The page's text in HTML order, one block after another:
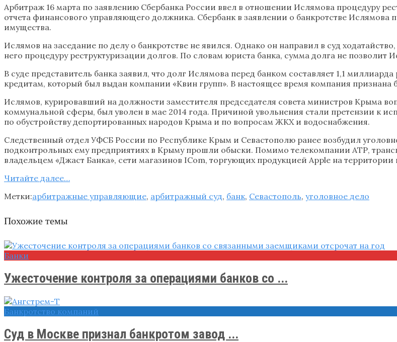
Арбитраж 16 марта по заявлению Сбербанка России ввел в отношении Ислямова процедуру
отчета финансового управляющего должника. Сбербанк в заявлении о банкротстве
имущества.
Ислямов на заседание по делу о банкротстве не явился. Однако он направил в суд
него процедуру реструктуризации долгов. По словам юриста банка, сумма долга не позволит
В суде представитель банка заявил, что долг Ислямова перед банком составляет 1,1
кредитам, который был выдан компании «Квин групп». В настоящее время компания признана
Ислямов, курировавший на должности заместителя председателя совета министров Крыма
коммунальной сферы, был уволен в мае 2014 года. Причиной увольнения стали претензии к
по обустройству депортированных народов Крыма и по вопросам ЖКХ и водоснабжения.
Следственный отдел УФСБ России по Республике Крым и Севастополю ранее возбудил
подконтрольных ему предприятиях в Крыму прошли обыски. Помимо телекомпании АТР,
владельцем «Джаст Банка», сети магазинов ICom, торгующих продукцией Apple на территории
Читайте далее…
Метки:арбитражные управляющие, арбитражный суд, банк, Севастополь, уголовное дело
Похожие темы
Банки
Ужесточение контроля за операциями банков со ...
Банкротство компаний
Суд в Москве признал банкротом завод ...